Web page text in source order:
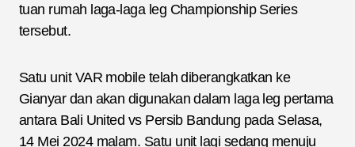
tuan rumah laga-laga leg Championship Series
tersebut.
Satu unit VAR mobile telah diberangkatkan ke
Gianyar dan akan digunakan dalam laga leg pertama
antara Bali United vs Persib Bandung pada Selasa,
14 Mei 2024 malam. Satu unit lagi sedang menuju